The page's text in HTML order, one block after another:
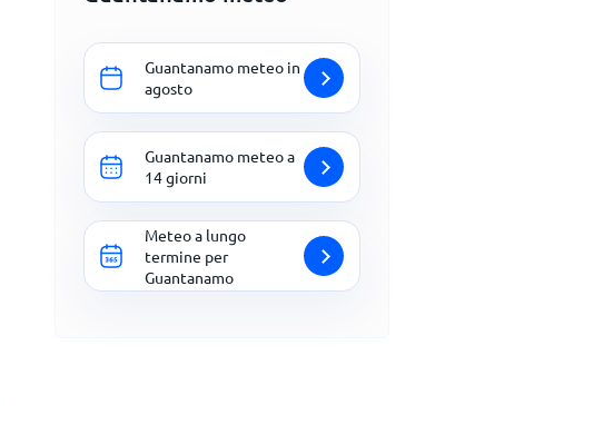
Guantanamo meteo in
agosto
Guantanamo meteo a
14 giorni
Meteo a lungo
termine per
Guantanamo